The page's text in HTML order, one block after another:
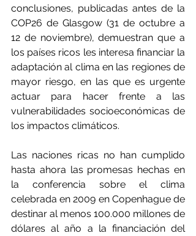
conclusiones, publicadas antes de la
COP26 de Glasgow (31 de octubre a
12 de noviembre), demuestran que a
los países ricos les interesa financiar la
adaptación al clima en las regiones de
mayor riesgo, en las que es urgente
actuar para hacer frente a las
vulnerabilidades socioeconómicas de
los impactos climáticos.
Las naciones ricas no han cumplido
hasta ahora las promesas hechas en
la conferencia sobre el clima
celebrada en 2009 en Copenhague de
destinar al menos 100.000 millones de
dólares al año a la financiación del